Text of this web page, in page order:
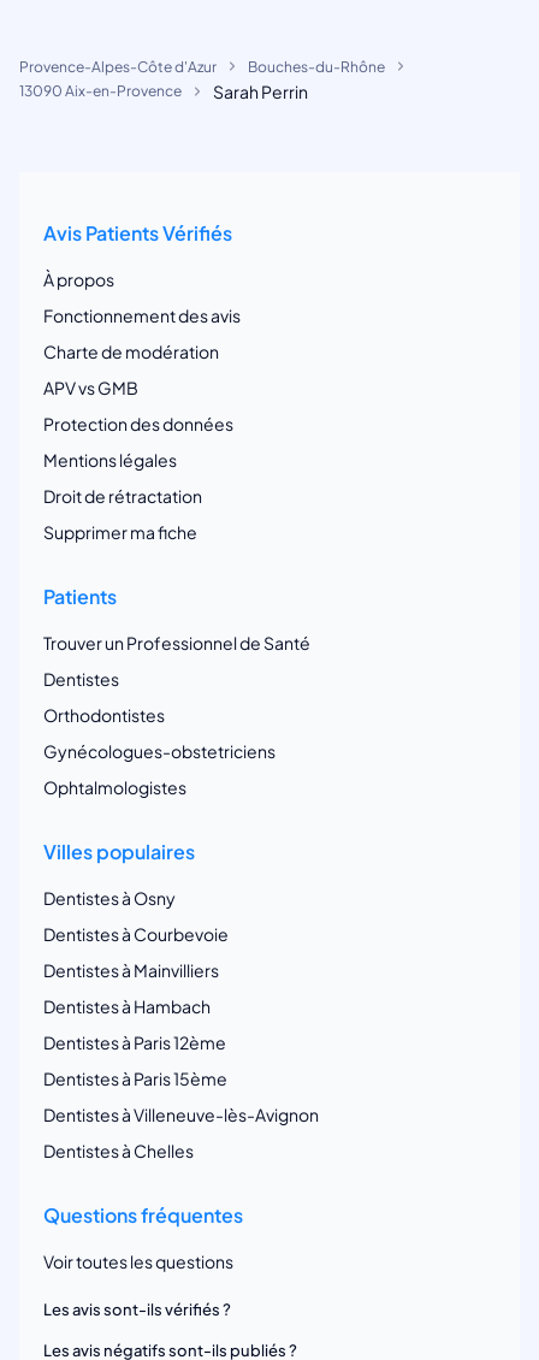
Provence-Alpes-Côte d'Azur
Bouches-du-Rhône
13090 Aix-en-Provence
Sarah Perrin
Avis Patients Vérifiés
À propos
Fonctionnement des avis
Charte de modération
APV vs GMB
Protection des données
Mentions légales
Droit de rétractation
Supprimer ma fiche
Patients
Trouver un Professionnel de Santé
Dentistes
Orthodontistes
Gynécologues-obstetriciens
Ophtalmologistes
Villes populaires
Dentistes à Osny
Dentistes à Courbevoie
Dentistes à Mainvilliers
Dentistes à Hambach
Dentistes à Paris 12ème
Dentistes à Paris 15ème
Dentistes à Villeneuve-lès-Avignon
Dentistes à Chelles
Questions fréquentes
Voir toutes les questions
Les avis sont-ils vérifiés ?
Les avis négatifs sont-ils publiés ?